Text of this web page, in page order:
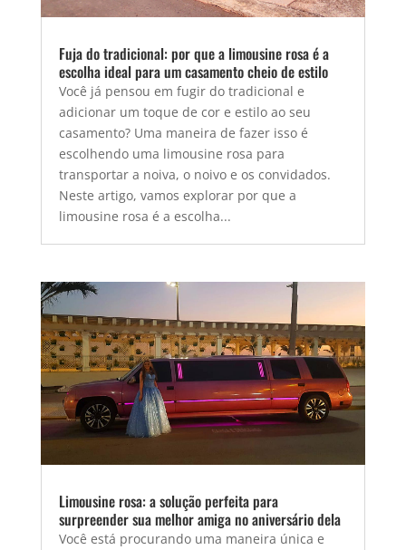
Fuja do tradicional: por que a limousine rosa é a
escolha ideal para um casamento cheio de estilo
Você já pensou em fugir do tradicional e
adicionar um toque de cor e estilo ao seu
casamento? Uma maneira de fazer isso é
escolhendo uma limousine rosa para
transportar a noiva, o noivo e os convidados.
Neste artigo, vamos explorar por que a
limousine rosa é a escolha...
Limousine rosa: a solução perfeita para
surpreender sua melhor amiga no aniversário dela
Você está procurando uma maneira única e